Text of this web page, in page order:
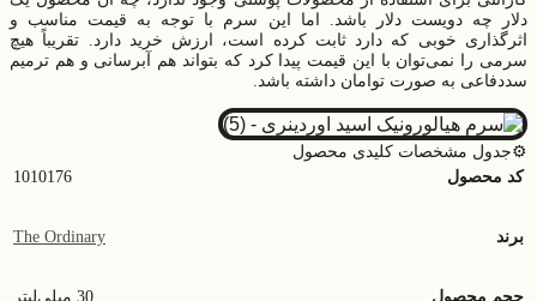
دلار چه دویست دلار باشد. اما این سرم با توجه به قیمت مناسب و
اثرگذاری خوبی که دارد ثابت کرده است، ارزش خرید دارد. تقریباً هیچ
سرمی را نمی‌توان با این قیمت پیدا کرد که بتواند هم آبرسانی و هم ترمیم
سددفاعی به صورت توامان داشته باشد.
⚙️جدول مشخصات کلیدی محصول
کد محصول
1010176
برند The Ordinary
حجم محصول 30 میلی‌لیتر